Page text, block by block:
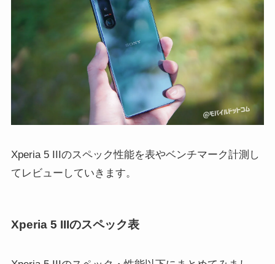
Xperia 5 IIIのスペック性能を表やベンチマーク計測し
てレビューしていきます。
Xperia 5 IIIのスペック表